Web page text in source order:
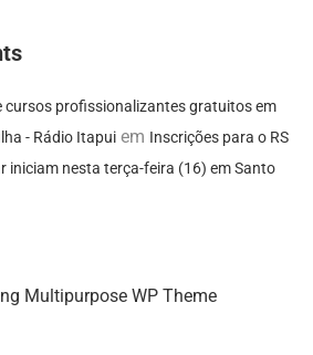
cursos profissionalizantes gratuitos em
- Rádio Itapui em Inscrições para o RS
iniciam nesta terça-feira (16) em Santo